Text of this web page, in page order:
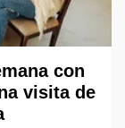
con
visita de